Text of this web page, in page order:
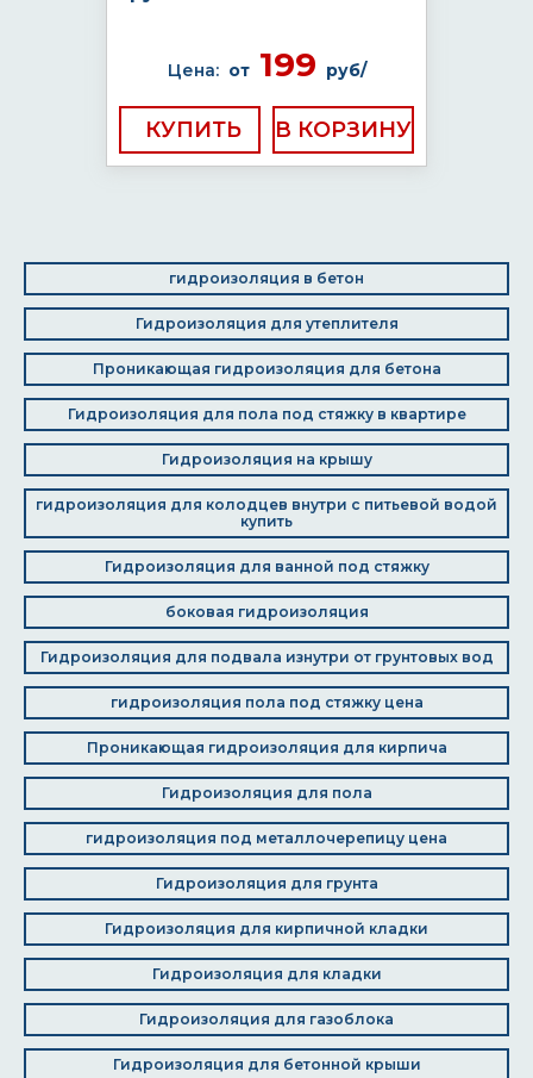
Цена: от199 руб/
КУПИТЬ
гидроизоляция в бетон
Гидроизоляция для утеплителя
Проникающая гидроизоляция для бетона
Гидроизоляция для пола под стяжку в квартире
Гидроизоляция на крышу
гидроизоляция для колодцев внутри с питьевой водой
купить
Гидроизоляция для ванной под стяжку
боковая гидроизоляция
Гидроизоляция для подвала изнутри от грунтовых вод
гидроизоляция пола под стяжку цена
Проникающая гидроизоляция для кирпича
Гидроизоляция для пола
гидроизоляция под металлочерепицу цена
Гидроизоляция для грунта
Гидроизоляция для кирпичной кладки
Гидроизоляция для кладки
Гидроизоляция для газоблока
Гидроизоляция для бетонной крыши